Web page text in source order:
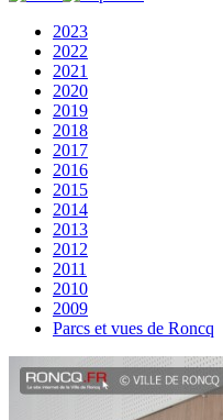
2023
2022
2021
2020
2019
2018
2017
2016
2015
2014
2013
2012
2011
2010
2009
Parcs et vues de Roncq